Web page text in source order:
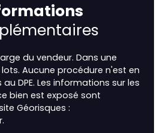
du vendeur. Dans une
Aucune procédure n'est en
DPE. Les informations sur les
bien est exposé sont
Géorisques :